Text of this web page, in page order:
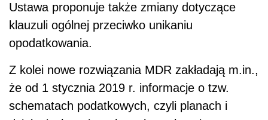
Ustawa proponuje także zmiany dotyczące
klauzuli ogólnej przeciwko unikaniu
opodatkowania.
Z kolei nowe rozwiązania MDR zakładają m.in.,
że od 1 stycznia 2019 r. informacje o tzw.
schematach podatkowych, czyli planach i